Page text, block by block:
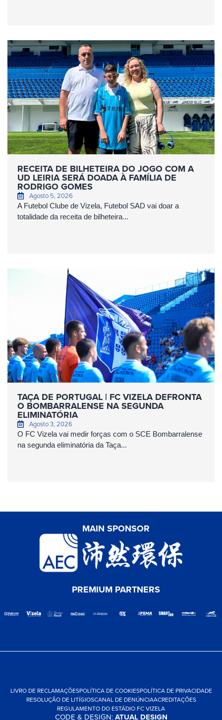
RECEITA DE BILHETEIRA DO JOGO COM A
UD LEIRIA SERÁ DOADA À FAMÍLIA DE
RODRIGO GOMES
Agosto 5, 2026
A Futebol Clube de Vizela, Futebol SAD vai doar a
totalidade da receita de bilheteira...
TAÇA DE PORTUGAL | FC VIZELA DEFRONTA
O BOMBARRALENSE NA SEGUNDA
ELIMINATÓRIA
Agosto 3, 2026
O FC Vizela vai medir forças com o SCE Bombarralense
na segunda eliminatória da Taça...
MAIN SPONSOR
PREMIUM PARTNERS
LIVRO DE RECLAMAÇÕESPOLÍTICA DE COOKIESPOLÍTICA DE PRIVACIDADE
RESOLUÇÃO DE LITÍGIOSCANAL DE DENÚNCIAACREDITAÇÕES
REGULAMENTO DO ESTÁDIO FC VIZELA
CODE & DESIGN:ATUAL DESIGN